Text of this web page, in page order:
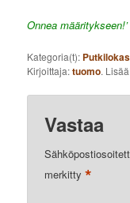
Onnea määritykseen!’
Kategoria(t):
Kirjoittaja:tuomo.
Vastaa
merkitty*